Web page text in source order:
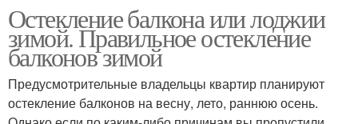
Деревянные балконы Банальное остекление
Балкон в зимнее время
Остекление балкона или лоджии
зимой. Правильное остекление
балконов зимой
Предусмотрительные владельцы квартир планируют
остекление балконов на весну, лето, раннюю осень.